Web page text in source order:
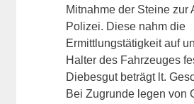
Mitnahme der Steine zur
Polizei. Diese nahm die
Ermittlungstätigkeit auf
Halter des Fahrzeuges
Diebesgut beträgt lt.
Bei Zugrunde legen von